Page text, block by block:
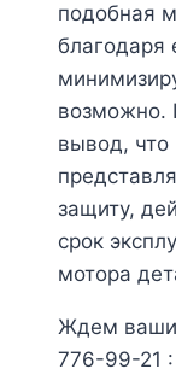
подобная
благодаря
возможно.
вывод,
защиту,
срок
мотора
Ждем
776-99-21